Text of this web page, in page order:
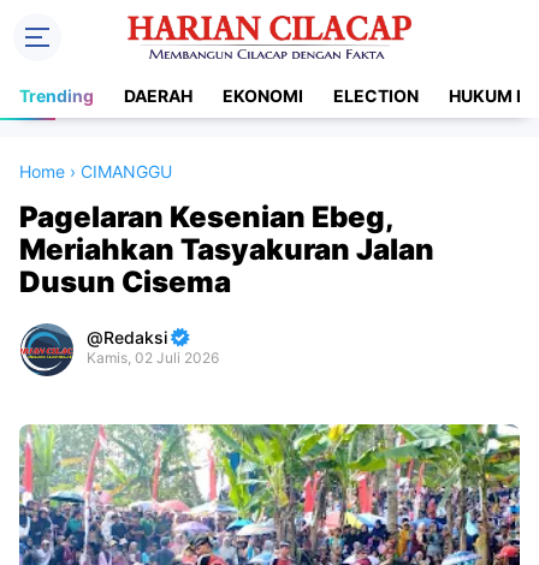
Trending DAERAH EKONOMI ELECTION HUKUM
Home › CIMANGGU
Pagelaran Kesenian Ebeg,
Meriahkan Tasyakuran Jalan
Dusun Cisema
Redaksi
Kamis, 02 Juli 2026
By
Raushan
Design
With
Shroff
Templates